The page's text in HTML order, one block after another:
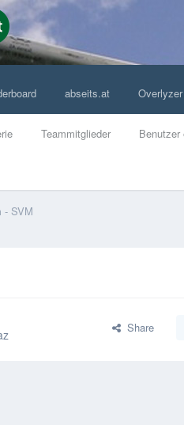
Teammitglieder Benutzer
abseits.at Overlyzer
- SVM
Share